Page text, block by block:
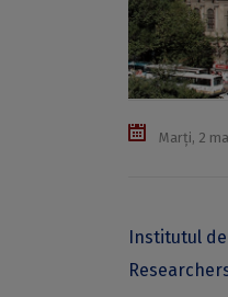
Marți, 2
Institutul